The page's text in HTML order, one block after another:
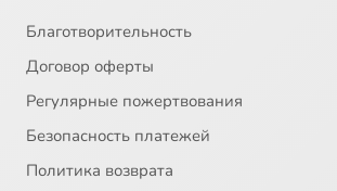
Благотворительность
Договор оферты
Регулярные пожертвования
Безопасность платежей
Политика возврата